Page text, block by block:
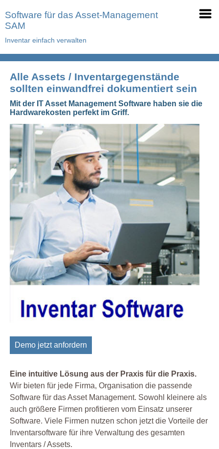
Software für das Asset-Management
SAM
Inventar einfach verwalten
Alle Assets / Inventargegenstände
sollten einwandfrei dokumentiert sein
Mit der IT Asset Management Software haben sie die
Hardwarekosten perfekt im Griff.
Demo jetzt anfordern
Eine intuitive Lösung aus der Praxis für die Praxis.
Wir bieten für jede Firma, Organisation die passende
Software für das Asset Management. Sowohl kleinere als
auch größere Firmen profitieren vom Einsatz unserer
Software. Viele Firmen nutzen schon jetzt die Vorteile der
Inventarsoftware für ihre Verwaltung des gesamten
Inventars / Assets.